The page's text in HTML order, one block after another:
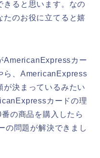
きると思います。なの
たのお役に立てると嬉
AmericanExpressカー
ら、AmericanExpress
が決まっているみたい
カードの理
の商品を購入したら
の問題が解決できまし